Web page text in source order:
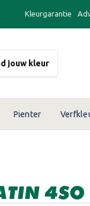
Kleurgarantie
jouw kleur
Pienter
4SO